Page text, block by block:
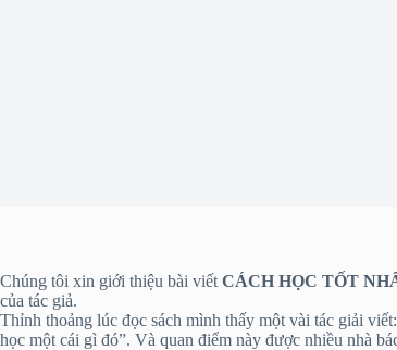
Chúng tôi xin giới thiệu bài viết CÁCH HỌC TỐT
của tác giả.
Thỉnh thoảng lúc đọc sách mình thấy một vài tác giải
học một cái gì đó”. Và quan điểm này được nhiều nhà